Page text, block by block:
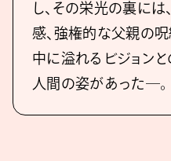
し、その栄光の裏に
感、強権的な父親の
中に溢れるビジョン
人間の姿があった―。